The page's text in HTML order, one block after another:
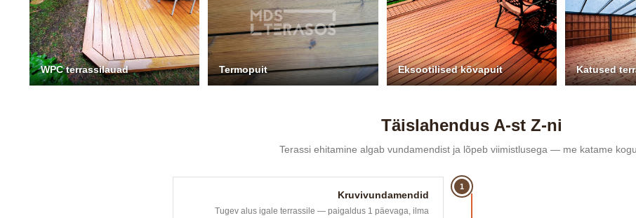
WPC terrassilauad Termopuit Eksootilised kõvapuit Katused
Täislahendus A-st Z-ni
Terassi ehitamine algab vundamendist ja lõpeb viimistlusega — me katame
Kruvivundamendid
Tugev alus igale terrassile — paigaldus 1 päevaga, ilma
1